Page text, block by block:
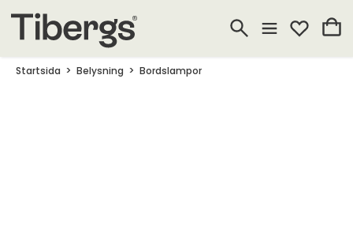
Startsida Belysning Bordslampor